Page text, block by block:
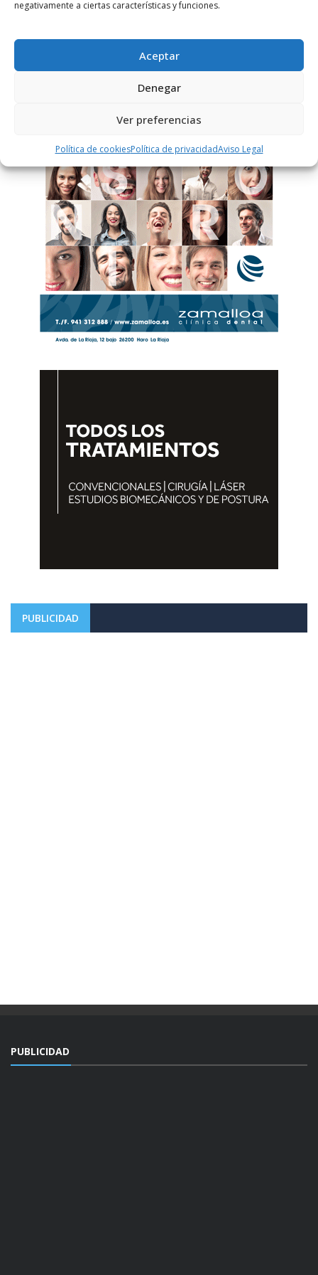
negativamente a ciertas características y funciones.
Aceptar
Denegar
Ver preferencias
Política de cookiesPolítica de privacidadAviso Legal
PUBLICIDAD
PUBLICIDAD